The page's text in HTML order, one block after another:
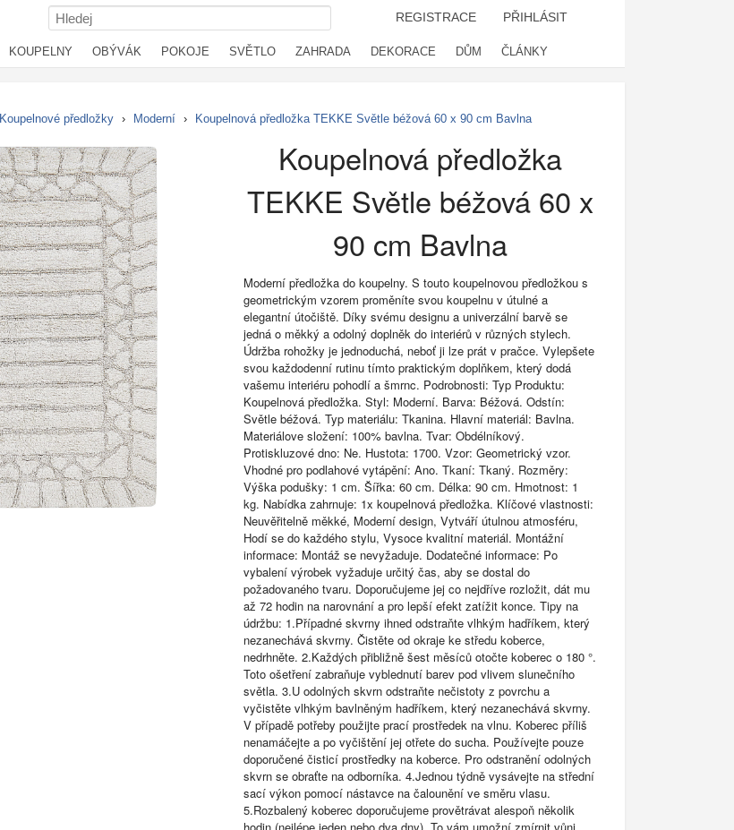
REGISTRACE PŘIHLÁSIT
KOUPELNY OBÝVÁK POKOJE SVĚTLO ZAHRADA DEKORACE DŮM ČLÁNKY
Koupelnové předložky › Moderní › Koupelnová předložka TEKKE Světle béžová 60 x 90 cm Bavlna
Koupelnová předložka
TEKKE Světle béžová 60 x
90 cm Bavlna
Moderní předložka do koupelny. S touto koupelnovou předložkou s
geometrickým vzorem proměníte svou koupelnu v útulné a
elegantní útočiště. Díky svému designu a univerzální barvě se
jedná o měkký a odolný doplněk do interiérů v různých stylech.
Údržba rohožky je jednoduchá, neboť ji lze prát v pračce. Vylepšete
svou každodenní rutinu tímto praktickým doplňkem, který dodá
vašemu interiéru pohodlí a šmrnc. Podrobnosti: Typ Produktu:
Koupelnová předložka. Styl: Moderní. Barva: Béžová. Odstín:
Světle béžová. Typ materiálu: Tkanina. Hlavní materiál: Bavlna.
Materiálove složení: 100% bavlna. Tvar: Obdélníkový.
Protiskluzové dno: Ne. Hustota: 1700. Vzor: Geometrický vzor.
Vhodné pro podlahové vytápění: Ano. Tkaní: Tkaný. Rozměry:
Výška podušky: 1 cm. Šířka: 60 cm. Délka: 90 cm. Hmotnost: 1
kg. Nabídka zahrnuje: 1x koupelnová předložka. Klíčové vlastnosti:
Neuvěřitelně měkké, Moderní design, Vytváří útulnou atmosféru,
Hodí se do každého stylu, Vysoce kvalitní materiál. Montážní
informace: Montáž se nevyžaduje. Dodatečné informace: Po
vybalení výrobek vyžaduje určitý čas, aby se dostal do
požadovaného tvaru. Doporučujeme jej co nejdříve rozložit, dát mu
až 72 hodin na narovnání a pro lepší efekt zatížit konce. Tipy na
údržbu: 1.Případné skvrny ihned odstraňte vlhkým hadříkem, který
nezanechává skvrny. Čistěte od okraje ke středu koberce,
nedrhněte. 2.Každých přibližně šest měsíců otočte koberec o 180 °.
Toto ošetření zabraňuje vyblednutí barev pod vlivem slunečního
světla. 3.U odolných skvrn odstraňte nečistoty z povrchu a
vyčistěte vlhkým bavlněným hadříkem, který nezanechává skvrny.
V případě potřeby použijte prací prostředek na vlnu. Koberec příliš
nenamáčejte a po vyčištění jej otřete do sucha. Používejte pouze
doporučené čisticí prostředky na koberce. Pro odstranění odolných
skvrn se obraťte na odborníka. 4.Jednou týdně vysávejte na střední
sací výkon pomocí nástavce na čalounění ve směru vlasu.
5.Rozbalený koberec doporučujeme provětrávat alespoň několik